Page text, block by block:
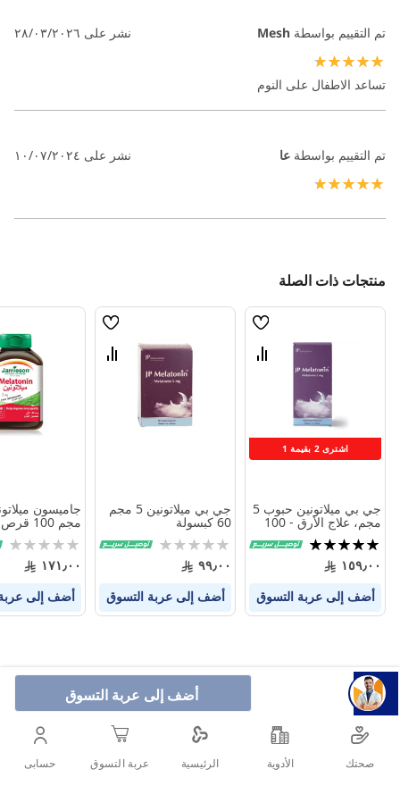
أضف إلى عربة التسوق
تم التقييم بواسطة Mesh نشر على ٢٨/٠٣/٢٠٢٦
تساعد الاطفال على النوم
تم التقييم بواسطة عا نشر على ١٠/٠٧/٢٠٢٤
منتجات ذات الصلة
اشترى 2 بقيمة 1
قائمة
قارن
جي بي ميلاتونين حبوب 5
مجم، علاج الأرق - 100
كبسولة
تقييم:
100%
١٥٩٫٠٠
أضف إلى عربة التسوق
قائمة
قارن
جي بي ميلاتونين 5 مجم
60 كبسولة
Rating:
٩٩٫٠٠
أضف إلى عربة التسوق
مجم 100 قرص
Rating:
١٧١٫٠٠
أضف إلى
صحتك الأدوية الرئيسية عربة التسوق حسابى